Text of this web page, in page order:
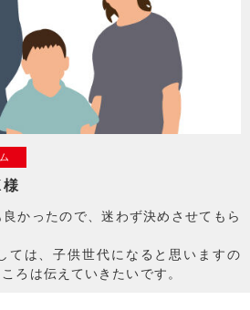
かったので、迷わず決めさせてもら
ては、子供世代になると思いますの
ろは伝えていきたいです。